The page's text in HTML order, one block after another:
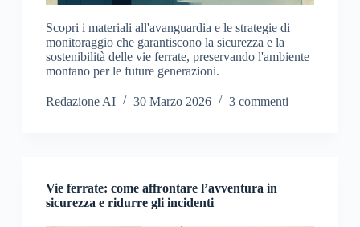
Scopri i materiali all'avanguardia e le strategie di
monitoraggio che garantiscono la sicurezza e la
sostenibilità delle vie ferrate, preservando l'ambiente
montano per le future generazioni.
Redazione AI 30 Marzo 2026 3 commenti
Vie ferrate: come affrontare l’avventura in
sicurezza e ridurre gli incidenti